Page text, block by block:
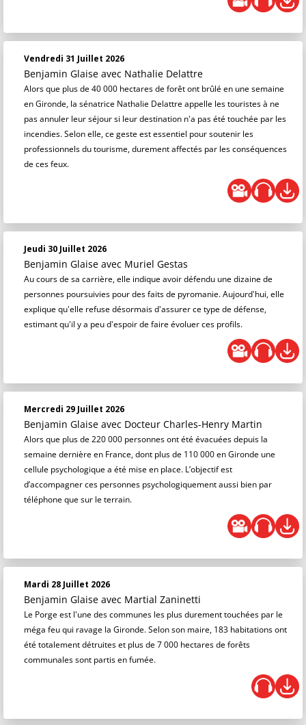
Vendredi 31 Juillet 2026
Benjamin Glaise avec Nathalie Delattre
Alors que plus de 40 000 hectares de forêt ont brûlé en une semaine
en Gironde, la sénatrice Nathalie Delattre appelle les touristes à ne
pas annuler leur séjour si leur destination n'a pas été touchée par les
incendies. Selon elle, ce geste est essentiel pour soutenir les
professionnels du tourisme, durement affectés par les conséquences
de ces feux.
Jeudi 30 Juillet 2026
Benjamin Glaise avec Muriel Gestas
Au cours de sa carrière, elle indique avoir défendu une dizaine de
personnes poursuivies pour des faits de pyromanie. Aujourd'hui, elle
explique qu'elle refuse désormais d'assurer ce type de défense,
estimant qu'il y a peu d'espoir de faire évoluer ces profils.
Mercredi 29 Juillet 2026
Benjamin Glaise avec Docteur Charles-Henry Martin
Alors que plus de 220 000 personnes ont été évacuées depuis la
semaine dernière en France, dont plus de 110 000 en Gironde une
cellule psychologique a été mise en place. L’objectif est
d’accompagner ces personnes psychologiquement aussi bien par
téléphone que sur le terrain.
Mardi 28 Juillet 2026
Benjamin Glaise avec Martial Zaninetti
Le Porge est l'une des communes les plus durement touchées par le
méga feu qui ravage la Gironde. Selon son maire, 183 habitations ont
été totalement détruites et plus de 7 000 hectares de forêts
communales sont partis en fumée.